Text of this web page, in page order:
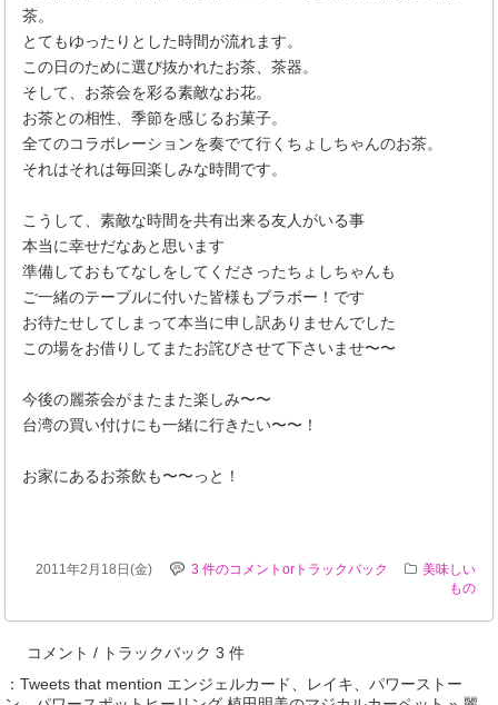
茶。
とてもゆったりとした時間が流れます。
この日のために選び抜かれたお茶、茶器。
そして、お茶会を彩る素敵なお花。
お茶との相性、季節を感じるお菓子。
全てのコラボレーションを奏でて行くちょしちゃんのお茶。
それはそれは毎回楽しみな時間です。
こうして、素敵な時間を共有出来る友人がいる事
本当に幸せだなあと思います
準備しておもてなしをしてくださったちょしちゃんも
ご一緒のテーブルに付いた皆様もブラボー！です
お待たせしてしまって本当に申し訳ありませんでした
この場をお借りしてまたお詫びさせて下さいませ〜〜
今後の麗茶会がまたまた楽しみ〜〜
台湾の買い付けにも一緒に行きたい〜〜！
お家にあるお茶飲も〜〜っと！
2011年2月18日(金) 3 件のコメントorトラックバック
美味しい
もの
コメント / トラックバック 3 件
：Tweets that mention エンジェルカード、レイキ、パワーストー